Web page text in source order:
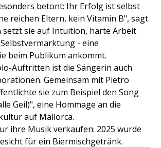
betont: Ihr Erfolg ist selbst
reichen Eltern, kein Vitamin B", sagt
setzt sie auf Intuition, harte Arbeit
- eine
beim Publikum ankommt.
Auftritten ist die Sängerin auch
Gemeinsam mit Pietro
sie zum Beispiel den Song
Geil)", eine Hommage an die
auf Mallorca.
ihre Musik verkaufen: 2025 wurde
für ein Biermischgetränk.